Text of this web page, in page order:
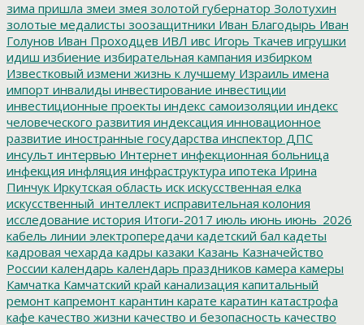
зима пришла змеи змея золотой губернатор Золотухин
золотые медалисты зоозащитники Иван Благодырь Иван
Голунов Иван Проходцев ИВЛ ивс Игорь Ткачев игрушки
идиш избиение избирательная кампания избирком
Известковый измени жизнь к лучшему Израиль имена
импорт инвалиды инвестирование инвестиции
инвестиционные проекты индекс самоизоляции индекс
человеческого развития индексация инновационное
развитие иностранные государства инспектор ДПС
инсульт интервью Интернет инфекционная больница
инфекция инфляция инфраструктура ипотека Ирина
Пинчук Иркутская область иск искусственная елка
искусственный_интеллект исправительная колония
исследование история Итоги-2017 июль июнь июнь_2026
кабель линии электропередачи кадетский бал кадеты
кадровая чехарда кадры казаки Казань Казначейство
России календарь календарь праздников камера камеры
Камчатка Камчатский край канализация капитальный
ремонт капремонт карантин карате каратин катастрофа
кафе качество жизни качество и безопасность качество